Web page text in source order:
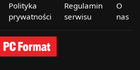
Polityka
prywatności
Regulamin
serwisu
O
nas